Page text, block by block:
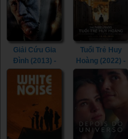
Giải Cứu Gia
Đình (2013) -
The Contractor
(2013)
Tuổi Trẻ Huy
Hoàng (2022) -
The Fabelmans
(2022)